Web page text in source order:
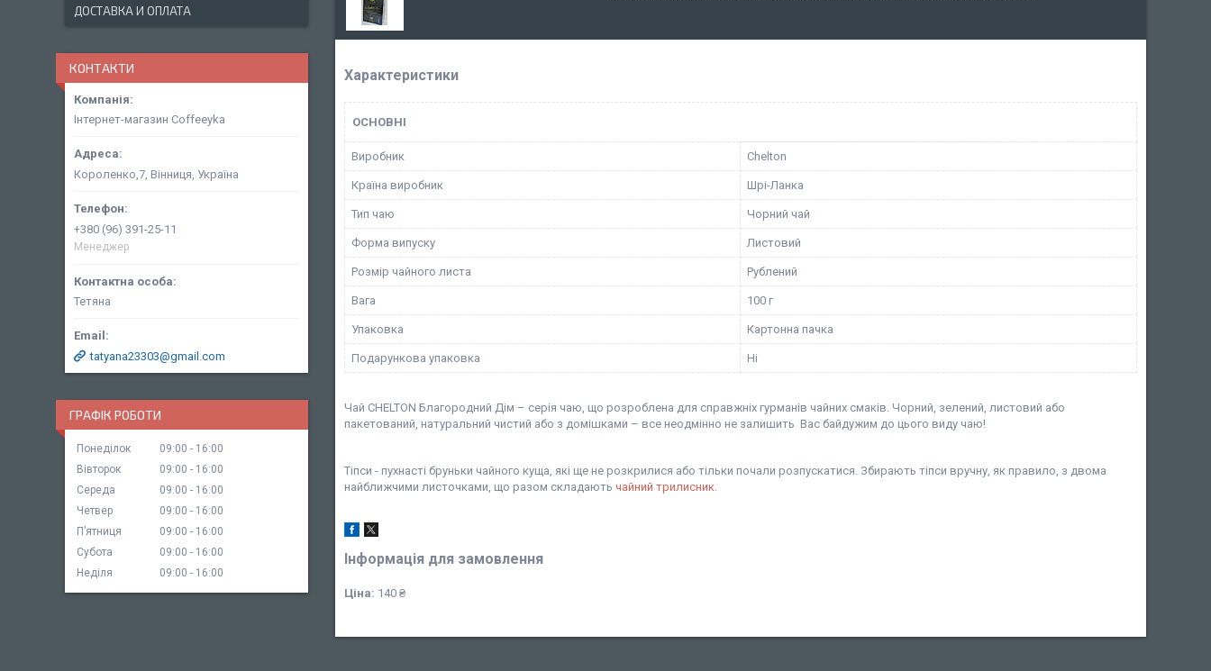
Характеристики
ОСНОВНІ
Виробник Chelton
Країна виробник Шрі-Ланка
Тип чаю Чорний чай
Форма випуску Листовий
Розмір чайного листа Рублений
Вага 100 г
Упаковка Картонна пачка
Подарункова упаковка Ні
Чай CHELTON Благородний Дім – серія чаю, що розроблена для справжніх гурманів чайних смаків. Чорний, зелений, листовий або
пакетований, натуральний чистий або з домішками – все неодмінно не залишить Вас байдужим до цього виду чаю!
Тіпси - пухнасті бруньки чайного куща, які ще не розкрилися або тільки почали розпускатися. Збирають тіпси вручну, як правило, з двома
найближчими листочками, що разом складають чайний трилисник.
Інформація для замовлення
Ціна: 140 ₴
ДОСТАВКА И ОПЛАТА
КОНТАКТИ
Інтернет-магазин Coffeeyka
Короленко,7, Вінниця, Україна
+380 (96) 391-25-11
Менеджер
Тетяна
tatyana23303@gmail.com
ГРАФІК РОБОТИ
Понеділок 09:00
16:00
Вівторок
09:00
16:00
Середа
09:00
16:00
Четвер
09:00
16:00
Пʼятниця
09:00
16:00
Субота
09:00
16:00
Неділя
09:00 16:00